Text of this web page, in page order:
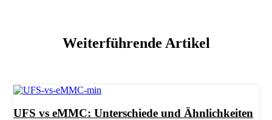
Weiterführende Artikel
UFS vs eMMC: Unterschiede und Ähnlichkeiten